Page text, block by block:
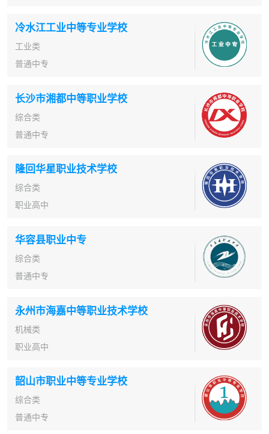
冷水江工业中等专业学校
工业类
普通中专
长沙市湘都中等职业学校
综合类
普通中专
隆回华星职业技术学校
综合类
职业高中
华容县职业中专
综合类
普通中专
永州市海嘉中等职业技术学校
机械类
职业高中
韶山市职业中等专业学校
综合类
普通中专